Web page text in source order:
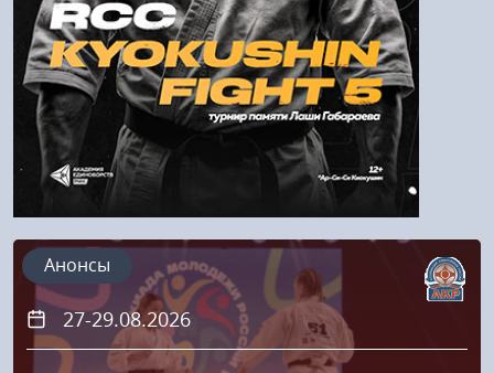
Регистрация
27-29.08.2026
Анонсы